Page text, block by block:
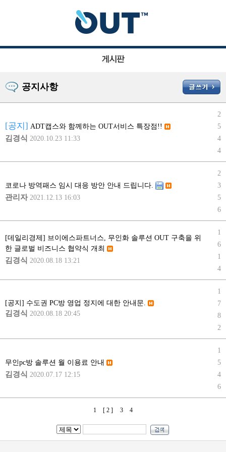
공지사항
[공지] ADT캡스와 함께하는 OUT서비스 특장점!!
김경식 2020.10.23 11:33
2
5
4
4
코로나 방역패스 임시 대응 방안 안내 드립니다.
관리자 2021.12.13 16:03
2
3
5
6
[데일리경제] 브이에스파트너스, 무인화 솔루션 OUT 구축을 위
한 글로벌 비즈니스 협약식 개최
김경식 2020.08.18 13:21
1
6
1
4
[공지] 수도권 PC방 영업 정지에 대한 안내문.
김경식 2020.08.18 20:45
1
7
8
2
무인pc방 솔루션 월 이용료 안내
김경식 2020.07.17 12:15
1
5
4
6
1 [ 2 ] 3 4